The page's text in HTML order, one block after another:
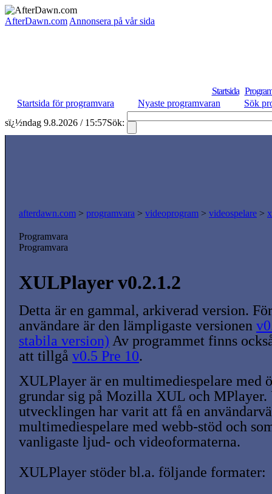
AfterDawn.com Annonsera på vår sida
Startsida
Startsida för programvara
Nyaste programvaran
Sök
sï¿½ndag 9.8.2026 / 15:57Sök:
afterdawn.com > programvara > videoprogram > videospelare >
Programvara
Programvara
XULPlayer v0.2.1.2
Detta är en gammal, arkiverad version.
användare är den lämpligaste versionen
stabila version) Av programmet finns
att tillgå v0.5 Pre 10.
XULPlayer är en multimediespelare med
grundar sig på Mozilla XUL och MPlayer.
utvecklingen har varit att få en
multimediespelare med webb-stöd och
vanligaste ljud- och videoformaterna.
XULPlayer stöder bl.a. följande formater: